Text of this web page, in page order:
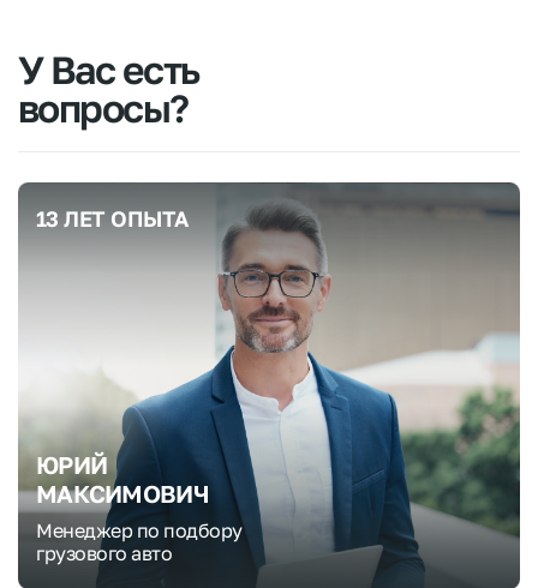
У Васесть
вопросы?
13 ЛЕТ ОПЫТА
ЮРИЙ
МАКСИМОВИЧ
Менеджер по подбору
грузового авто